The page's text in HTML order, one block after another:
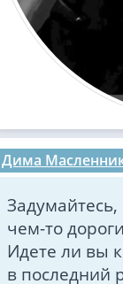
Дима
чем-то
Идете ли вы
в последний